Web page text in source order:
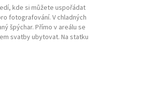
kde si můžete uspořádat
fotografování. V chladných
špýchar. Přímo v areálu se
svatby ubytovat. Na statku